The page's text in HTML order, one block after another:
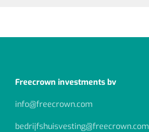
Freecrown investments bv
info@freecrown.com
bedrijfshuisvesting@freecrown.com